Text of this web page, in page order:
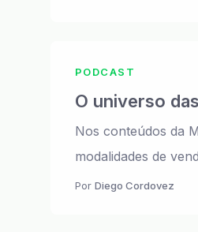
PODCAST
O universo
Nos conteúdos da
modalidades de
Por Diego Cordovez